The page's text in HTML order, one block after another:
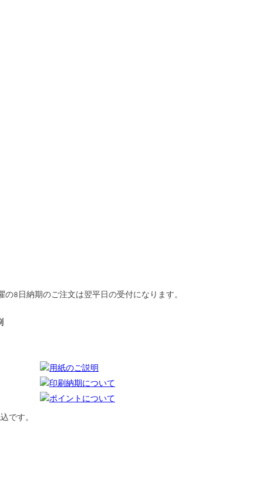
の8日納期のご注文は翌平日の受付になります。
用紙のご説明
印刷納期について
ポイントについて